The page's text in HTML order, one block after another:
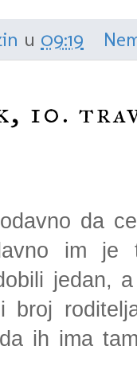
u 09:19
10.
da
im
jedan,
broj
ih ima